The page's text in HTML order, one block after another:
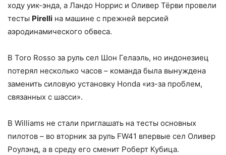
ходу уик-энда, а Ландо Норрис и Оливер Тёрви провели
тесты Pirelli на машине с прежней версией
аэродинамического обвеса.
В Toro Rosso за руль сел Шон Гелаэль, но индонезиец
потерял несколько часов – команда была вынуждена
заменить силовую установку Honda «из-за проблем,
связанных с шасси».
В Williams не стали приглашать на тесты основных
пилотов – во вторник за руль FW41 впервые сел Оливер
Роулэнд, а в среду его сменит Роберт Кубица.